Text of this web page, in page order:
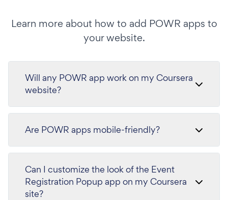
Learn more about how to add POWR apps to
your website.
Will any POWR app work on my Coursera
website?
Are POWR apps mobile-friendly?
Can I customize the look of the Event
Registration Popup app on my Coursera
site?